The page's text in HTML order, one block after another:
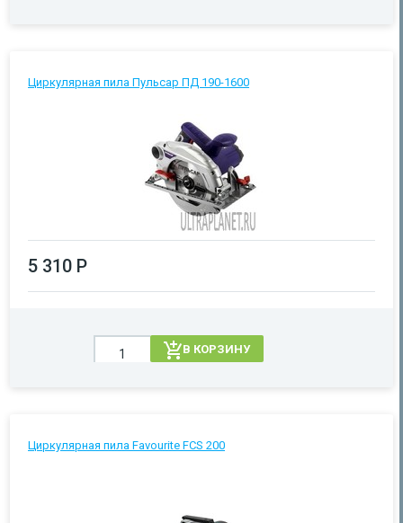
Циркулярная пила Пульсар ПД 190-1600
5 310 Р
В КОРЗИНУ
Циркулярная пила Favourite FCS 200